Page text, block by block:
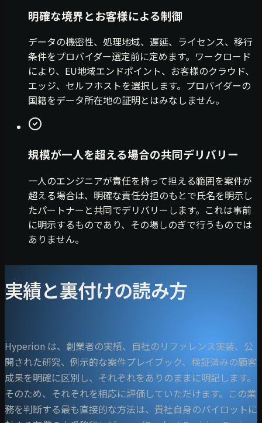
明確な境界とお客様による制御
データの機密性、処理地域、遅延、ライセンス、移行
条件をプロバイダー選定前に定めます。ワークロード
により、EU地域エンドポイント、お客様のクラウド、
エッジ、セルフホストを選択します。プロバイダーの
国籍をデータ所在地の証明とはみなしません。
規模が一人を超える場合の共同デリバリー
一人のエンジニアが責任を持って担える範囲を案件が
超える場合は、明確な責任分担のもとで氏名を明示し
たパートナーと共同でデリバリーします。これは事前
に明示するものであり、その場しのぎで行うものでは
ありません。
実績と裏付けの読み方
Hyperion は、創業者の実績、自社のリファレンス実装、公
開された研究、例示的な案件プレイブック、検証済みの顧客
成果を明確に区別し、それぞれをありのままに明記します。
そのため、それぞれを相応に評価していただけます。この業
務を判断する最も直接的な方法は、貴社自身のパイロットに